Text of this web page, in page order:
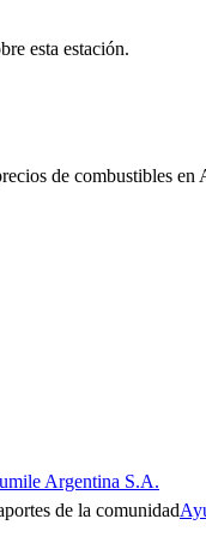
esta estación.
de combustibles en
Argentina S.A.
de la comunidad